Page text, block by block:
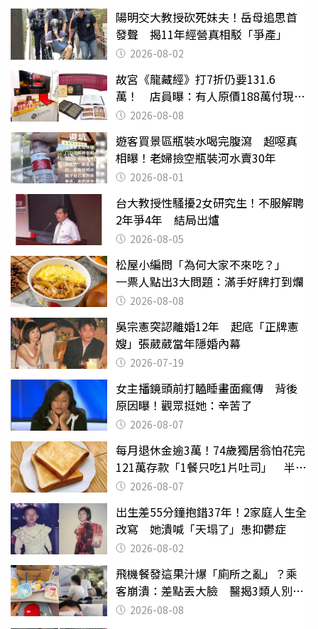
陽明交大教授砍死妹夫！岳母追思首
發聲 揭11年經營真相駁「爭產」
2026-08-02
故宮《龍藏經》打7折仍要131.6
萬！ 店員曝：有人原價188萬付現購
買 2026-08-08
遊客買景區瓶裝水喝完腹瀉 超噁真
相曝！老婦撿空瓶裝河水賣30年
2026-08-01
台大教授性騷擾2女研究生！不服解聘
2年爭4年 結局出爐
2026-08-05
松屋小編問「為何大家不來吃？」
一票人點出3大問題：滿手好牌打到爛
2026-08-08
吳宗憲突認離婚12年 起底「正牌憲
嫂」張葳葳當年隱婚內幕
2026-07-19
女主播鏡頭前打瞌睡畫面瘋傳 背後
原因曝！觀眾挺她：辛苦了
2026-08-07
每月退休金逾3萬！74歲獨居翁怕花完
121萬存款「1餐只吃1片吐司」 半年
後暴瘦嚇壞女兒
2026-08-07
出生差55分鐘抱錯37年！2家庭人生全
改寫 她潰喊「天塌了」患抑鬱症
2026-08-02
飛機餐發這果汁爆「廁所之亂」？乘
客崩潰：差點丟大臉 醫揭3類人別亂
喝 2026-08-08